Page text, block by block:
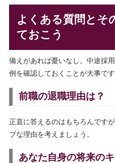
よくある質問とそ
ておこう
備えがあれば憂いなし。中途採
例を確認しておくことが大事です
前職の退職理由は？
正直に答えるのはもちろんです
ブな理由を考えましょう。
あなた自身の将来の